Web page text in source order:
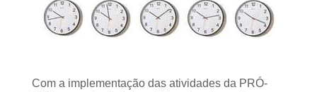
Com a implementação das atividades da PRÓ-